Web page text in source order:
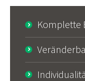
Komplette